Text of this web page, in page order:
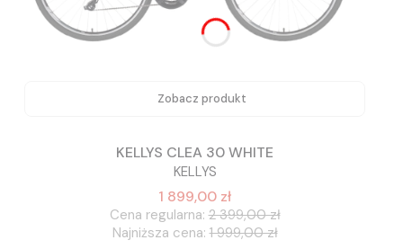
Zobacz produkt
KELLYS CLEA 30 WHITE
KELLYS
1 899,00 zł
Cena regularna: 2 399,00 zł
Najniższa cena: 1 999,00 zł